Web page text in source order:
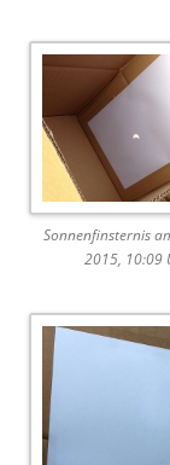
Sonnenfinsternis
2015, 10:09